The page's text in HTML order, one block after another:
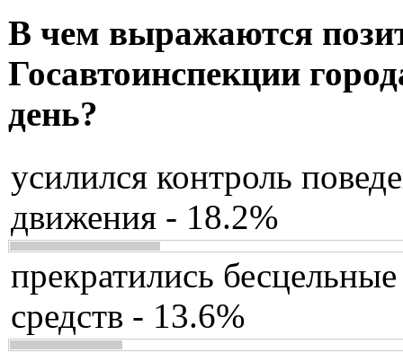
В чем выражаются
Госавтоинспекции
день?
усилился контроль
движения - 18.2%
прекратились
средств - 13.6%